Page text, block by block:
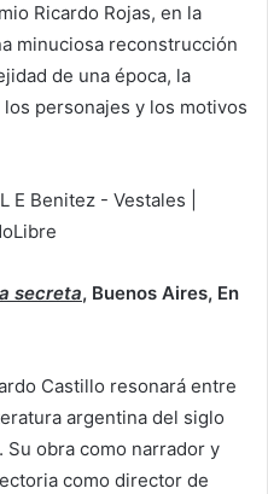
Ricardo Rojas, en la
minuciosa reconstrucción
de una época, la
personajes y los motivos
secreta, Buenos Aires, En
Castillo resonará entre
argentina del siglo
obra como narrador y
como director de